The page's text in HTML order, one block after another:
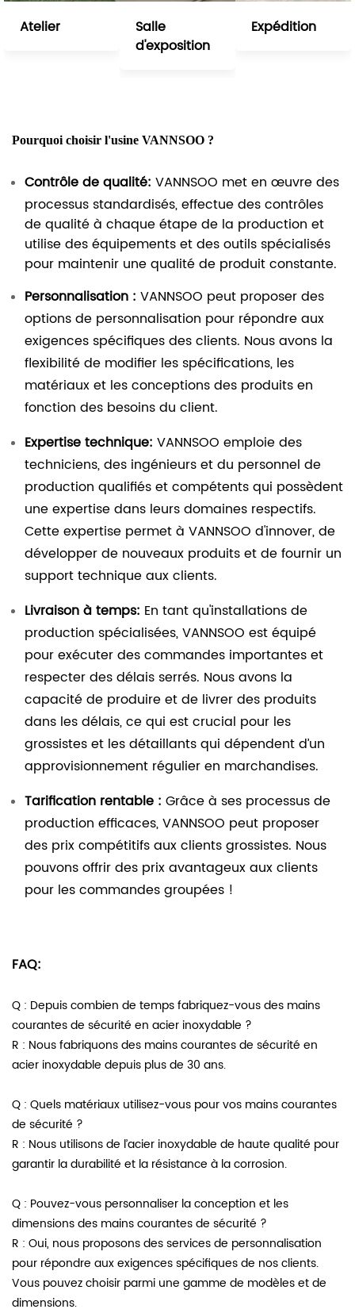
Atelier
Salle
d'exposition
Expédition
Pourquoi choisir l'usine VANNSOO ?
Contrôle de qualité: VANNSOO met en œuvre des
processus standardisés, effectue des contrôles
de qualité à chaque étape de la production et
utilise des équipements et des outils spécialisés
pour maintenir une qualité de produit constante.
Personnalisation : VANNSOO peut proposer des
options de personnalisation pour répondre aux
exigences spécifiques des clients. Nous avons la
flexibilité de modifier les spécifications, les
matériaux et les conceptions des produits en
fonction des besoins du client.
Expertise technique: VANNSOO emploie des
techniciens, des ingénieurs et du personnel de
production qualifiés et compétents qui possèdent
une expertise dans leurs domaines respectifs.
Cette expertise permet à VANNSOO d'innover, de
développer de nouveaux produits et de fournir un
support technique aux clients.
Livraison à temps: En tant qu'installations de
production spécialisées, VANNSOO est équipé
pour exécuter des commandes importantes et
respecter des délais serrés. Nous avons la
capacité de produire et de livrer des produits
dans les délais, ce qui est crucial pour les
grossistes et les détaillants qui dépendent d’un
approvisionnement régulier en marchandises.
Tarification rentable : Grâce à ses processus de
production efficaces, VANNSOO peut proposer
des prix compétitifs aux clients grossistes. Nous
pouvons offrir des prix avantageux aux clients
pour les commandes groupées !
FAQ:
Q : Depuis combien de temps fabriquez-vous des mains
courantes de sécurité en acier inoxydable ?
R : Nous fabriquons des mains courantes de sécurité en
acier inoxydable depuis plus de 30 ans.
Q : Quels matériaux utilisez-vous pour vos mains courantes
de sécurité ?
R : Nous utilisons de l’acier inoxydable de haute qualité pour
garantir la durabilité et la résistance à la corrosion.
Q : Pouvez-vous personnaliser la conception et les
dimensions des mains courantes de sécurité ?
R : Oui, nous proposons des services de personnalisation
pour répondre aux exigences spécifiques de nos clients.
Vous pouvez choisir parmi une gamme de modèles et de
dimensions.